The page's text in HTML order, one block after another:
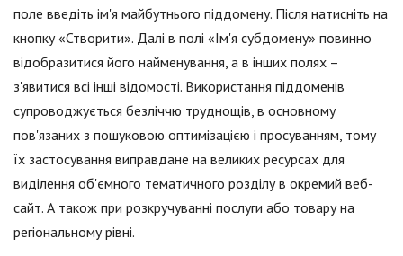
поле введіть ім'я майбутнього піддомену. Після натисніть на
кнопку «Створити». Далі в полі «Ім'я субдомену» повинно
відобразитися його найменування, а в інших полях –
з'явитися всі інші відомості. Використання піддоменів
супроводжується безліччю труднощів, в основному
пов'язаних з пошуковою оптимізацією і просуванням, тому
їх застосування виправдане на великих ресурсах для
виділення об'ємного тематичного розділу в окремий веб-
сайт. А також при розкручуванні послуги або товару на
регіональному рівні.